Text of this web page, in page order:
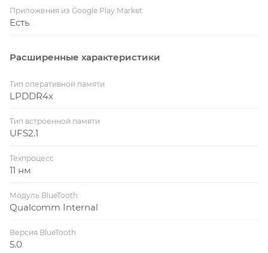
Приложения из Google Play Market
Есть
Расширенные характеристики
Тип оперативной памяти
LPDDR4x
Тип встроенной памяти
UFS2.1
Техпроцесс
11 нм
Модуль BlueTooth
Qualcomm Internal
Версия BlueTooth
5.0